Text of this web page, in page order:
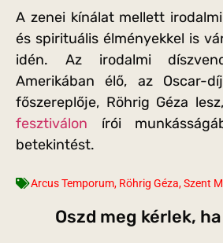
A zenei kínálat mellett
és spirituális élményekkel is
idén. Az irodalmi
Amerikában élő, az Oscar-
főszereplője, Röhrig Géza
fesztiválon írói
betekintést.
Arcus Temporum, Röhrig Géza,Szent
Oszd meg kérlek,